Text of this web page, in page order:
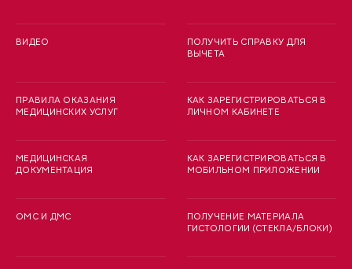
ВИДЕО
ПРАВИЛА ОКАЗАНИЯ
МЕДИЦИНСКИХ УСЛУГ
МЕДИЦИНСКАЯ
ДОКУМЕНТАЦИЯ
ОМС И ДМС
ПОЛУЧИТЬ СПРАВКУ ДЛЯ
ВЫЧЕТА
КАК ЗАРЕГИСТРИРОВАТЬСЯ В
ЛИЧНОМ КАБИНЕТЕ
КАК ЗАРЕГИСТРИРОВАТЬСЯ В
МОБИЛЬНОМ ПРИЛОЖЕНИИ
ПОЛУЧЕНИЕ МАТЕРИАЛА
ГИСТОЛОГИИ (СТЕКЛА/БЛОКИ)